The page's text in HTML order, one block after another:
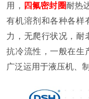
用， 四氟密封圈耐热
有机溶剂和各种各样
力，无爬行状况，耐
抗冷流性，一般在生
广泛运用于液压机、